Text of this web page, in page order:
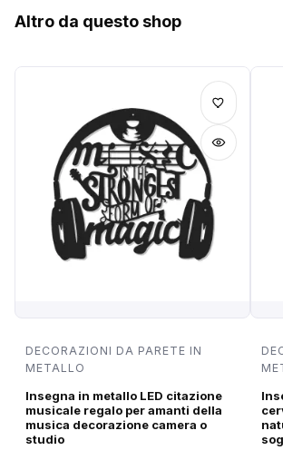
Altro da questo shop
DECORAZIONI DA PARETE IN
METALLO
Insegna in metallo LED citazione
musicale regalo per amanti della
musica decorazione camera o
studio